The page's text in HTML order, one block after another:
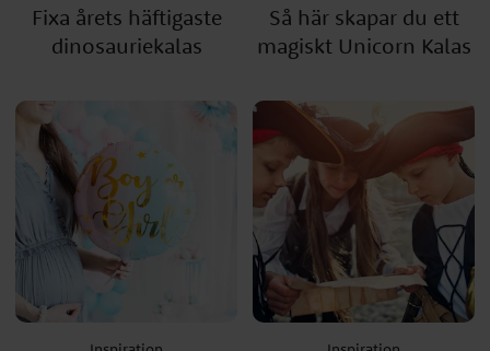
Fixa årets häftigaste
dinosauriekalas
Så här skapar du ett
magiskt Unicorn Kalas